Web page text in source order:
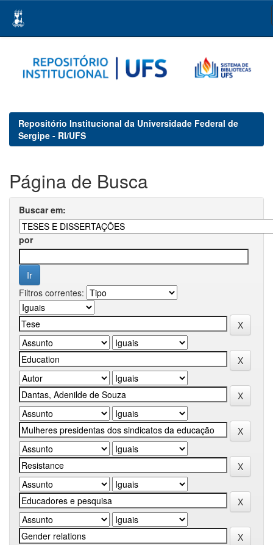
navigation
Repositório Institucional da Universidade Federal de
Sergipe - RI/UFS
Página de Busca
Buscar em:
por
Filtros correntes: